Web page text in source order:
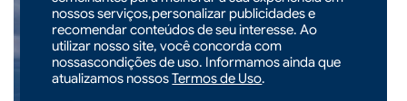
nossos serviços,personalizar publicidades e
recomendar conteúdos de seu interesse. Ao
utilizar nosso site, você concorda com
nossascondições de uso. Informamos ainda que
atualizamos nossosTermos de Uso.
Santa Catarina tem fim de
semana de chuva com
passagem de duas frentes
frias